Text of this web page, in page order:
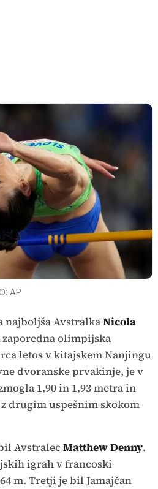
AP
najboljša AvstralkaNicola
zaporedna olimpijska
letos v kitajskem Nanjingu
dvoranske prvakinje, je v
1,90 in 1,93 metra in
drugim uspešnim skokom
AvstralecMatthew Denny.
igrah v francoski
m. Tretji je bil Jamajčan